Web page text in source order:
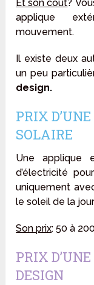
Et son coût?
applique
mouvement.
Il existe deux
un peu
design.
PRIX
SOLAIRE
Une applique
d’électricité
uniquement
le soleil de la
Son prix: 50 à
PRIX
DESIGN